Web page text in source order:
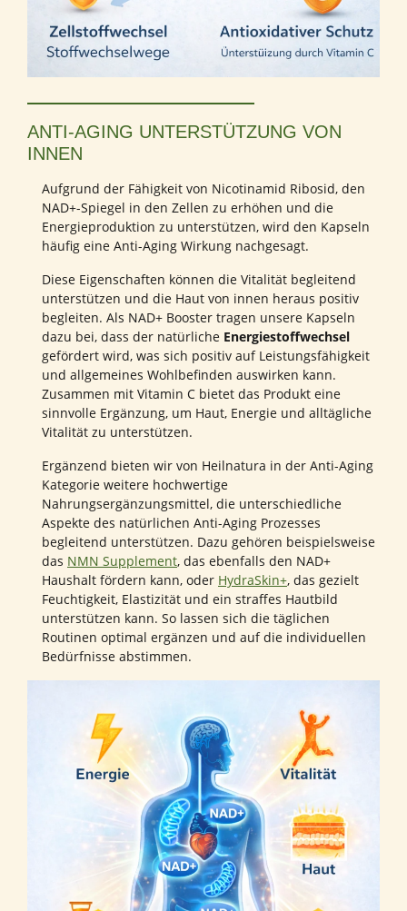
ANTI-AGING UNTERSTÜTZUNG VON
INNEN
Aufgrund der Fähigkeit von Nicotinamid Ribosid, den
NAD+-Spiegel in den Zellen zu erhöhen und die
Energieproduktion zu unterstützen, wird den Kapseln
häufig eine Anti-Aging Wirkung nachgesagt.
Diese Eigenschaften können die Vitalität begleitend
unterstützen und die Haut von innen heraus positiv
begleiten. Als NAD+ Booster tragen unsere Kapseln
dazu bei, dass der natürliche Energiestoffwechsel
gefördert wird, was sich positiv auf Leistungsfähigkeit
und allgemeines Wohlbefinden auswirken kann.
Zusammen mit Vitamin C bietet das Produkt eine
sinnvolle Ergänzung, um Haut, Energie und alltägliche
Vitalität zu unterstützen.
Ergänzend bieten wir von Heilnatura in der Anti-Aging
Kategorie weitere hochwertige
Nahrungsergänzungsmittel, die unterschiedliche
Aspekte des natürlichen Anti-Aging Prozesses
begleitend unterstützen. Dazu gehören beispielsweise
das NMN Supplement, das ebenfalls den NAD+
Haushalt fördern kann, oder HydraSkin+, das gezielt
Feuchtigkeit, Elastizität und ein straffes Hautbild
unterstützen kann. So lassen sich die täglichen
Routinen optimal ergänzen und auf die individuellen
Bedürfnisse abstimmen.